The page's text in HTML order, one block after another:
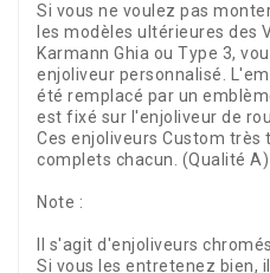
Si vous ne voulez pas
les modèles ultérieures des
Karmann Ghia ou Type 3,
enjoliveur personnalisé.
été remplacé par un
est fixé sur l'enjoliveur de
Ces enjoliveurs Custom très
complets chacun. (Qualité A)
Note :
Il s'agit d'enjoliveurs
Si vous les entretenez bien,